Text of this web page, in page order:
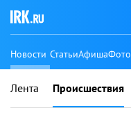
Новости СтатьиАфишаФото
Лента Происшествия